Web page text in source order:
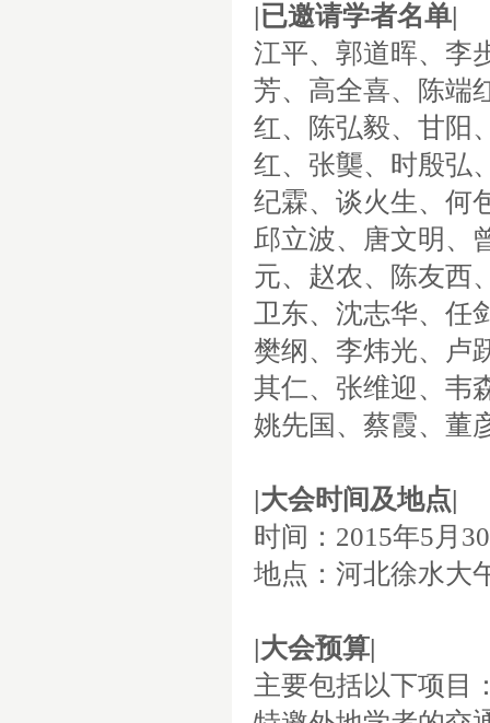
|已邀请学者名单|
江平、郭道晖、李
芳、高全喜、陈端
红、陈弘毅、甘阳
红、张龑、时殷弘
纪霖、谈火生、何
邱立波、唐文明、
元、赵农、陈友西
卫东、沈志华、任
樊纲、李炜光、卢
其仁、张维迎、韦
姚先国、蔡霞、董
|大会时间及地点|
时间： 2015年5 月
地点：河北徐水大
|大会预算|
主要包括以下项目